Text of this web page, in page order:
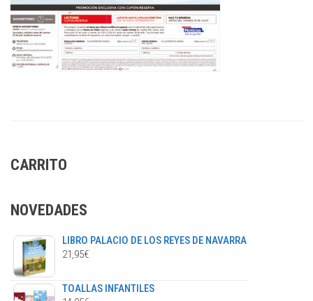
CARRITO
NOVEDADES
LIBRO PALACIO DE LOS REYES DE NAVARRA
21,95€
TOALLAS INFANTILES